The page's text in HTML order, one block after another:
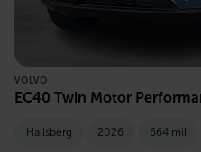
VOLVO
EC40 Twin Motor
Hallsberg 2026 664 mil